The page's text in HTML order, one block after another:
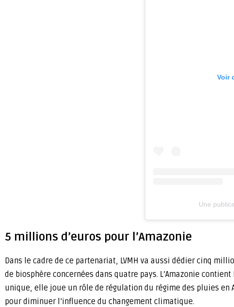
Voir
Une
5 millions d’euros pour l’Amazonie
Dans le cadre de ce partenariat, LVMH va aussi dédier cinq
de biosphère concernées dans quatre pays. L’Amazonie
unique, elle joue un rôle de régulation du régime des pluies en
pour diminuer l’influence du changement climatique.